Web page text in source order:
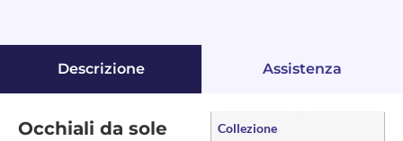
Descrizione Assistenza
Occhiali da sole
Collezione